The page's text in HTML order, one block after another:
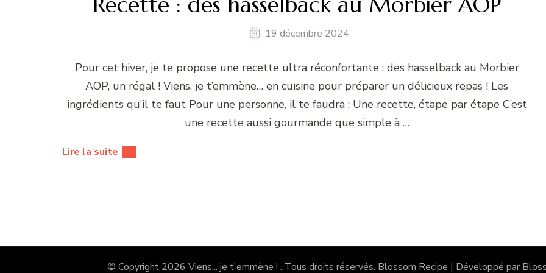
19 décembre 2024
Pour cet hiver, je te propose une recette ultra réconfortante : des hasselback au Morbier
AOP, un régal ! Viens, je t’emmène… en cuisine pour préparer un délicieux repas ! Les
ingrédients qu’il te faut Pour une personne, il te faudra : Une recette, étape par étape C’est
une recette aussi gourmande que simple à …
Lire la suite
© Copyright 2026 Viens... je t'emmène ! . Tous droits réservés. Blossom Recipe | Développé par